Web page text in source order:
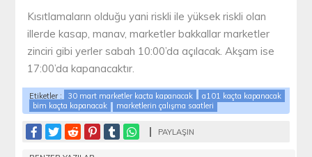
Kısıtlamaların olduğu yani riskli ile yüksek riskli olan
illerde kasap, manav, marketler bakkallar marketler
zinciri gibi yerler sabah 10:00’da açılacak. Akşam ise
17:00’da kapanacaktır.
Etiketler : 30 mart marketler kaçta kapanacak
a101 kaçta kapanacak
bim kaçta kapanacak
marketlerin çalışma saatleri
PAYLAŞIN